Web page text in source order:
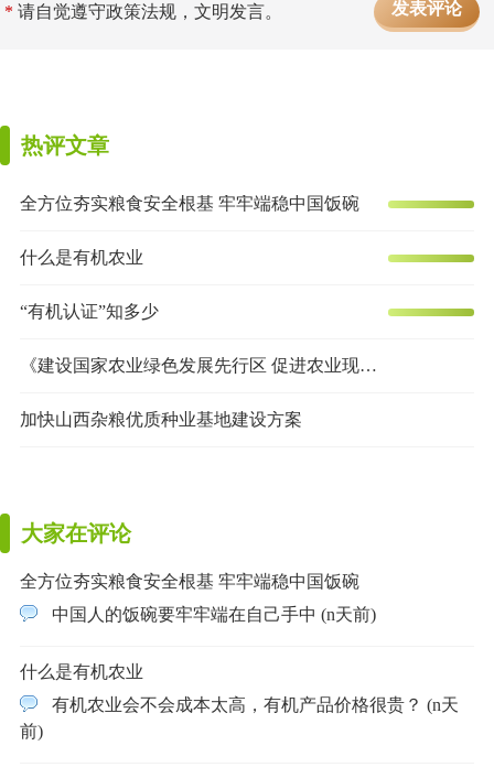
* 请自觉遵守政策法规，文明发言。
热评文章
全方位夯实粮食安全根基 牢牢端稳中国饭碗
什么是有机农业
“有机认证”知多少
《建设国家农业绿色发展先行区 促进农业现代化示范区全面绿色转型实施方案》
加快山西杂粮优质种业基地建设方案
大家在评论
全方位夯实粮食安全根基 牢牢端稳中国饭碗
中国人的饭碗要牢牢端在自己手中 (n天前)
什么是有机农业
有机农业会不会成本太高，有机产品价格很贵？ (n天
前)